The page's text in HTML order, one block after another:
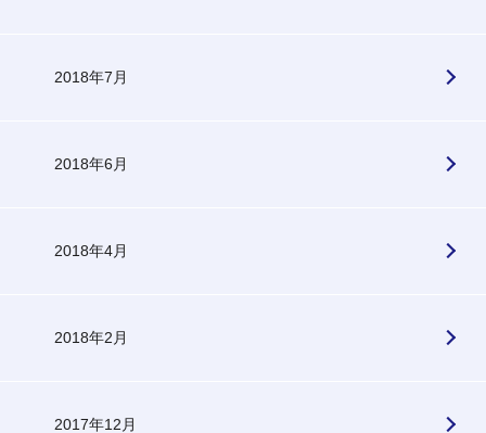
2018年7月
2018年6月
2018年4月
2018年2月
2017年12月